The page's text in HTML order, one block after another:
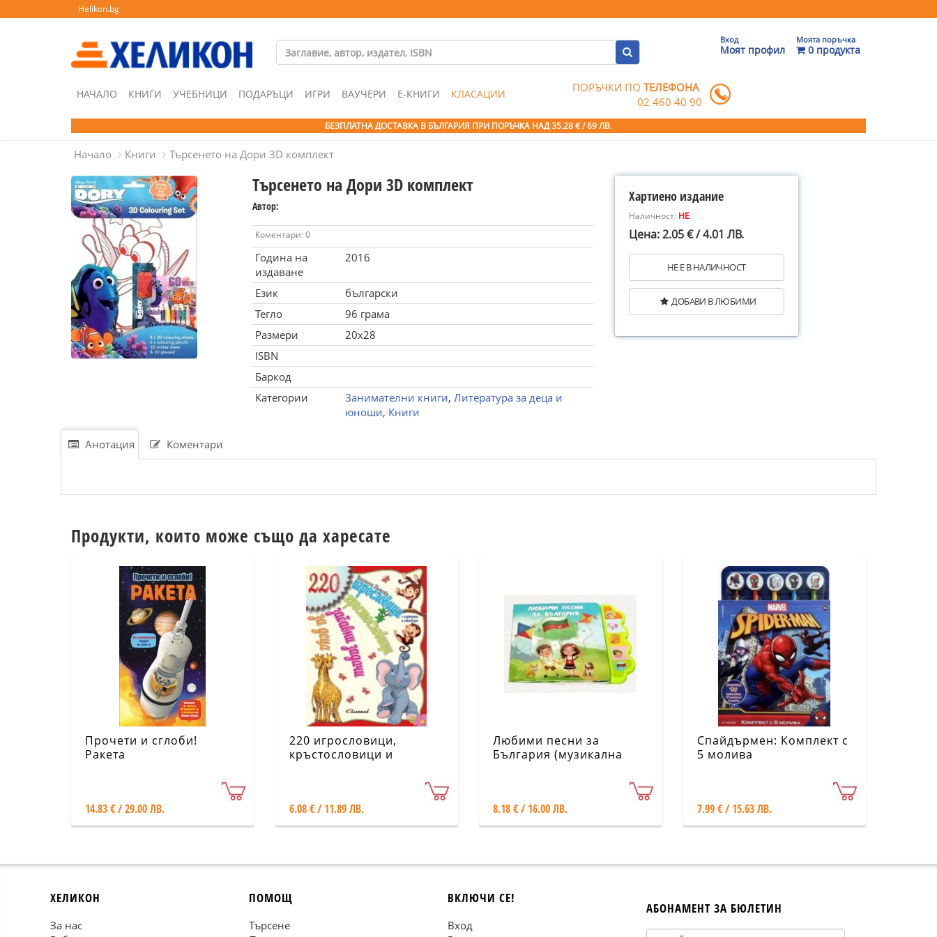
Helikon.bg
Вход
Моят профил
Моята поръчка
0 продукта
НАЧАЛО КНИГИ УЧЕБНИЦИ ПОДАРЪЦИ ИГРИ ВАУЧЕРИ Е-КНИГИ КЛАСАЦИИ ПОРЪЧКИ ПОТЕЛЕФОНА
02 460 40 90
БЕЗПЛАТНА ДОСТАВКА В БЪЛГАРИЯ ПРИ ПОРЪЧКА НАД 35.28 € / 69 ЛВ.
Начало Книги Търсенето на Дори 3D комплект
Търсенето на Дори 3D комплект
Автор:
Коментари: 0
Година на
издаване
2016
Език
български
Тегло
96 грама
Размери
20x28
ISBN
Баркод
Категории
Занимателни книги, Литература за деца и
юноши, Книги
Хартиено издание
Наличност: НЕ
Цена: 2.05 € / 4.01 ЛВ.
НЕ Е В НАЛИЧНОСТ
ДОБАВИ В ЛЮБИМИ
Анотация Коментари
Продукти, които може също да харесате
Прочети и сглоби!
Ракета
14.83 € / 29.00 ЛВ.
220 игрословици,
кръстословици и
6.08 € / 11.89 ЛВ.
Любими песни за
България (музикална
8.18 € / 16.00 ЛВ.
Спайдърмен: Комплект с
5 молива
7.99 € / 15.63 ЛВ.
ХЕЛИКОН
За нас
ПОМОЩ
Търсене
ВКЛЮЧИ СЕ!
Вход
АБОНАМЕНТ ЗА БЮЛЕТИН